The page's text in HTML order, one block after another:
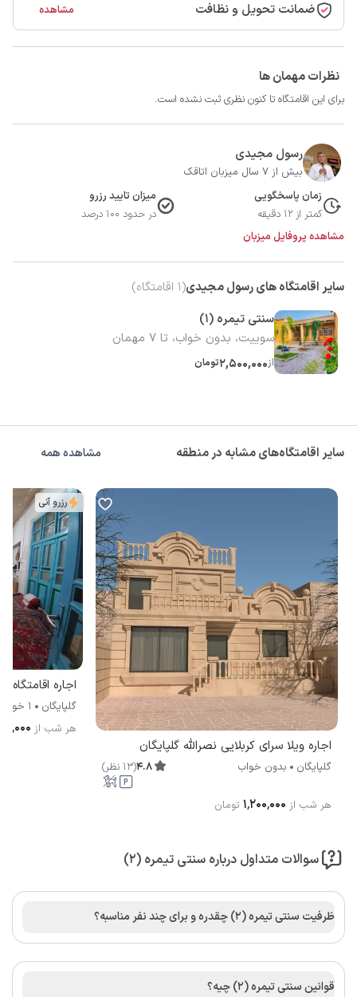
ضمانت تحویل و نظافت مشاهده
نظرات مهمان ها
برای این اقامتگاه تا کنون نظری ثبت نشده است.
رسول مجیدی
بیش از 7 سال میزبان اتاقک
زمان پاسخگویی
کمتر از 12 دقیقه
میزان تایید رزرو
در حدود 100 درصد
مشاهده پروفایل میزبان
سایر اقامتگاه های رسول مجیدی(
1 اقامتگاه)
سنتی تیمره (1)
سوییت، بدون خواب، تا 7 مهمان
از2,500,000تومان
سایر اقامتگاه‌های مشابه در منطقه مشاهده همه
اجاره ویلا سرای کربلایی نصرالله گلپایگان
گلپایگان بدون خواب 4.8
(
13 نظر)
هر شب از ۱٬۲۰۰٬۰۰۰ تومان
رزرو آنی
گلپایگان
1 خوابه
هر شب از
سوالات متداول درباره سنتی تیمره (2)
ظرفیت سنتی تیمره (2) چقدره و برای چند نفر مناسبه؟
قوانین سنتی تیمره (2) چیه؟